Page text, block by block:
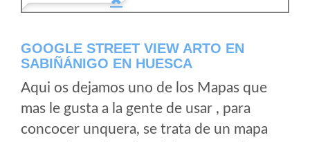
GOOGLE STREET VIEW ARTO EN
SABIÑÁNIGO EN HUESCA
Aqui os dejamos uno de los Mapas que
mas le gusta a la gente de usar , para
concocer unquera, se trata de un mapa